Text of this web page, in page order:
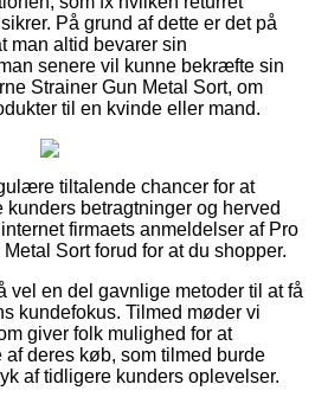
På grund af dette er det på
man altid bevarer sin
senere vil kunne bekræfte sin
Strainer Gun Metal Sort, om
til en kvinde eller mand.
tiltalende chancer for at
betragtninger og herved
firmaets anmeldelser af Pro
Sort forud for at du shopper.
vel en del gavnlige metoder til at få
kundefokus. Tilmed møder vi
giver folk mulighed for at
deres køb, som tilmed burde
af tidligere kunders oplevelser.